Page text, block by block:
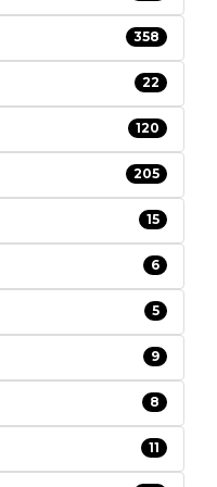
358
22
120
205
15
6
5
9
8
11